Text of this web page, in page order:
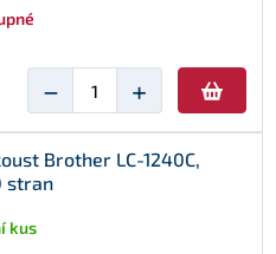
− +
Brother LC-1240C,
stran
kus